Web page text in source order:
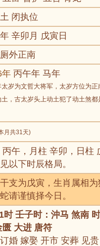
闭执位
辛卯月 戊寅日
外正南
年 丙午年 马年
太岁为文哲大将军，太岁方位为正
，古太岁头上动土犯了动土煞都
月共31天)
丙午，月柱 辛卯，日柱
以下时辰格局。
支为戊寅，生肖属相为
请谨慎择今日。
时 壬子时：沖马 煞南
匮 大进 唐符
订婚 嫁娶 开市 安葬 见